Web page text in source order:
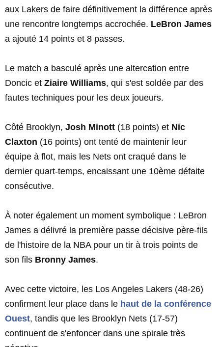
aux Lakers de faire définitivement la différence après
une rencontre longtemps accrochée. LeBron James
a ajouté 14 points et 8 passes.
Le match a basculé après une altercation entre
Doncic et Ziaire Williams, qui s'est soldée par des
fautes techniques pour les deux joueurs.
Côté Brooklyn, Josh Minott (18 points) et Nic
Claxton (16 points) ont tenté de maintenir leur
équipe à flot, mais les Nets ont craqué dans le
dernier quart-temps, encaissant une 10ème défaite
consécutive.
À noter également un moment symbolique : LeBron
James a délivré la première passe décisive père-fils
de l'histoire de la NBA pour un tir à trois points de
son fils Bronny James.
Avec cette victoire, les Los Angeles Lakers (48-26)
confirment leur place dans le haut de la conférence
Ouest, tandis que les Brooklyn Nets (17-57)
continuent de s'enfoncer dans une spirale très